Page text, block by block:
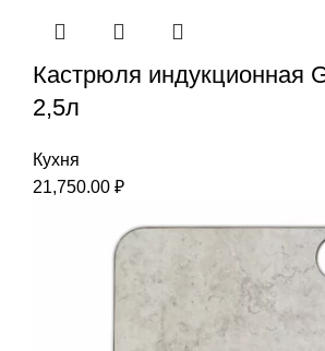
Кастрюля индукционная
2,5л
Кухня
21,750.00 ₽